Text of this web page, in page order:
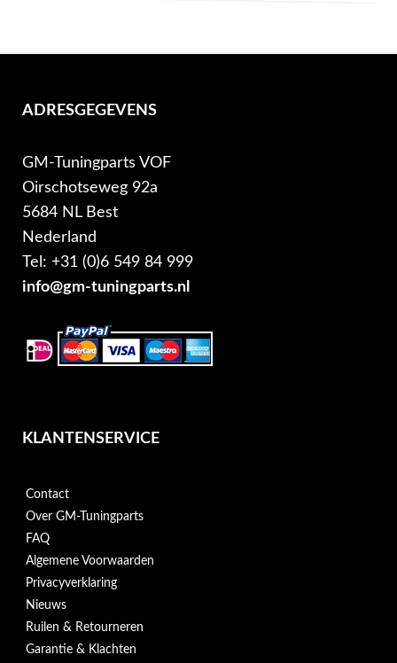
ADRESGEGEVENS
GM-Tuningparts VOF
Oirschotseweg 92a
5684 NL Best
Nederland
Tel: +31 (0)6 549 84 999
info@gm-tuningparts.nl
KLANTENSERVICE
Contact
Over GM-Tuningparts
FAQ
Algemene Voorwaarden
Privacyverklaring
Nieuws
Ruilen & Retourneren
Garantie & Klachten